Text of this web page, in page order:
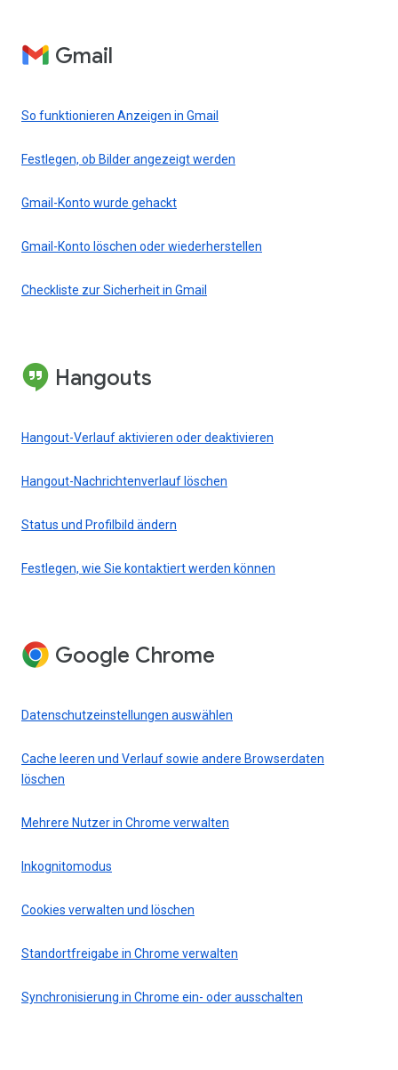
Gmail
So funktionieren Anzeigen in Gmail
Festlegen, ob Bilder angezeigt werden
Gmail-Konto wurde gehackt
Gmail-Konto löschen oder wiederherstellen
Checkliste zur Sicherheit in Gmail
Hangouts
Hangout-Verlauf aktivieren oder deaktivieren
Hangout-Nachrichtenverlauf löschen
Status und Profilbild ändern
Festlegen, wie Sie kontaktiert werden können
Google Chrome
Datenschutzeinstellungen auswählen
Cache leeren und Verlauf sowie andere Browserdaten
löschen
Mehrere Nutzer in Chrome verwalten
Inkognitomodus
Cookies verwalten und löschen
Standortfreigabe in Chrome verwalten
Synchronisierung in Chrome ein- oder ausschalten